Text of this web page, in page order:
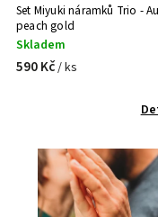
Set Miyuki náramků Trio -
peach gold
Skladem
590 Kč/ ks